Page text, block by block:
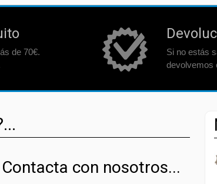
de 70€.
Si no estás
devolvemos
Contacta con nosotros...